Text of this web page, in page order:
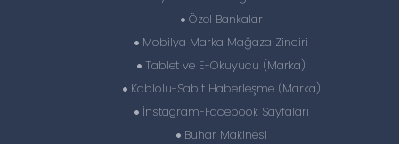
Özel Bankalar
Mobilya Marka Mağaza Zinciri
Tablet ve E-Okuyucu (Marka)
Kablolu-Sabit Haberleşme (Marka)
İnstagram-Facebook Sayfaları
Buhar Makinesi